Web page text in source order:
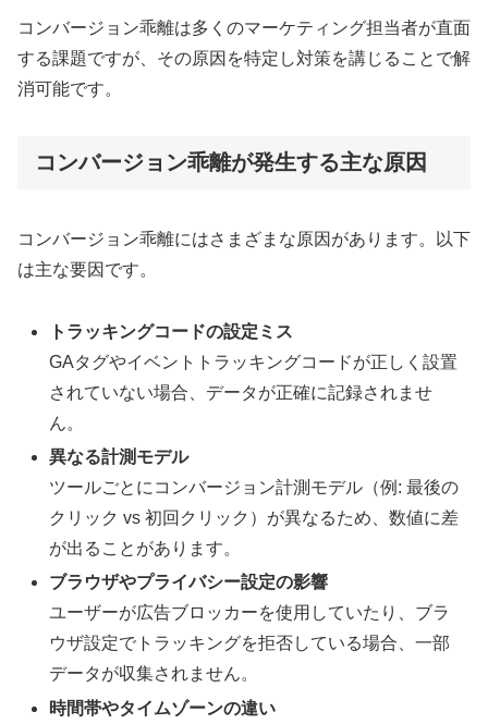
コンバージョン乖離は多くのマーケティング担当者が直面
する課題ですが、その原因を特定し対策を講じることで解
消可能です。
コンバージョン乖離が発生する主な原因
コンバージョン乖離にはさまざまな原因があります。以下
は主な要因です。
トラッキングコードの設定ミス
GAタグやイベントトラッキングコードが正しく設置
されていない場合、データが正確に記録されませ
ん。
異なる計測モデル
ツールごとにコンバージョン計測モデル（例: 最後の
クリック vs 初回クリック）が異なるため、数値に差
が出ることがあります。
ブラウザやプライバシー設定の影響
ユーザーが広告ブロッカーを使用していたり、ブラ
ウザ設定でトラッキングを拒否している場合、一部
データが収集されません。
時間帯やタイムゾーンの違い